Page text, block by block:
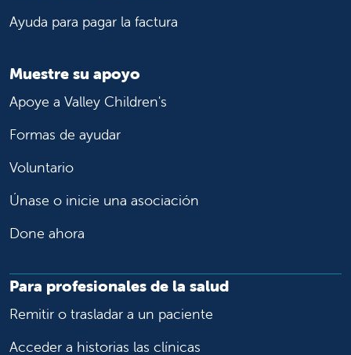
Olivewood Pediatrics
Olivewood Pediatrics
Olivewood Specialty Care Center
Olivewood Specialty Care Center
Centro de Cuidados Especializados
Phone: 209-726-0199
Centro de Cuidados Especializados
Modesto, CA, 95356
Phone:209-572-3880
Ayuda para pagar la factura
Muestre su apoyo
Apoye a Valley Children's
Formas de ayudar
Voluntario
Únase o inicie una asociación
Done ahora
Para profesionales de la salud
Remitir o trasladar a un paciente
Acceder a historias las clínicas